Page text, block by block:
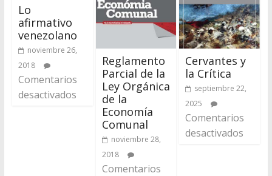
Lo
afirmativo
venezolano
noviembre 26,
2018
Comentarios
desactivados
Reglamento
Parcial de la
Ley Orgánica
de la
Economía
Comunal
noviembre 28,
2018
Comentarios
Cervantes y
la Crítica
septiembre 22,
2025
Comentarios
desactivados